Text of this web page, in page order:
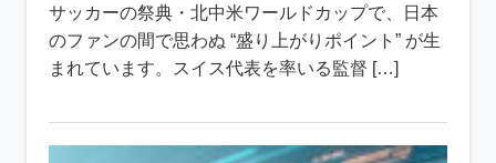
サッカーの祭典・北中米ワールドカップで、日本
のファンの間で思わぬ “盛り上がりポイント” が生
まれています。スイス代表を率いる監督 […]